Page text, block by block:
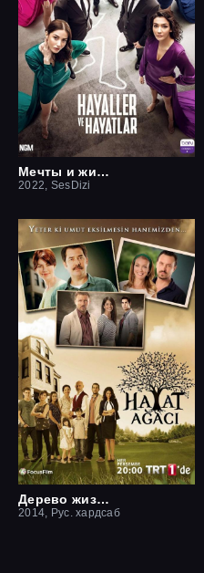
Мечты и жизни
2022, SesDizi
Дерево жизни
2014, Рус. хардсаб